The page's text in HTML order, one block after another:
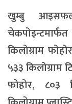
खुम्बु आइसफल
किलोग्राम
५३३ किलोग्राम
फोहोर, ८०३